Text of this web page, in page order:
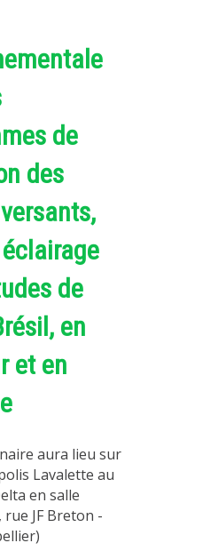
de
des
de
en
et en
aura lieu sur
Lavalette au
en salle
rue JF Breton -